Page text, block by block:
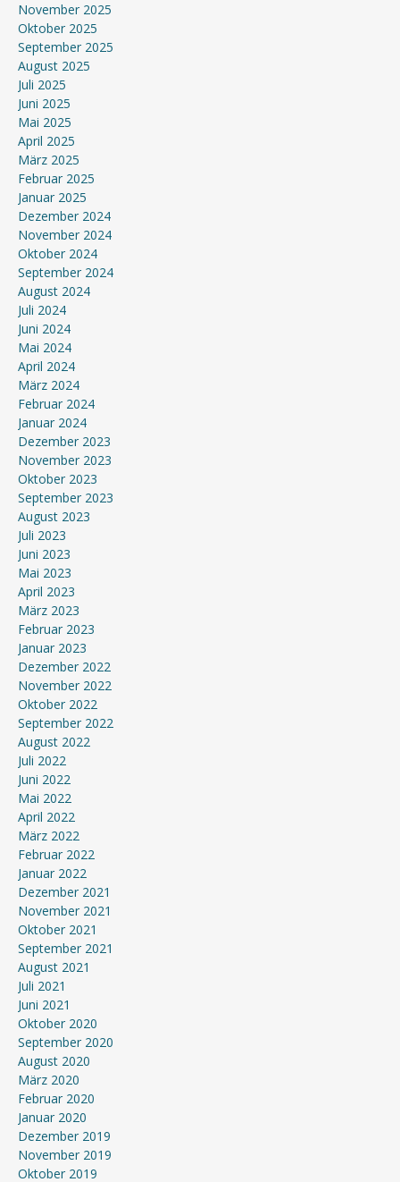
November 2025
Oktober 2025
September 2025
August 2025
Juli 2025
Juni 2025
Mai 2025
April 2025
März 2025
Februar 2025
Januar 2025
Dezember 2024
November 2024
Oktober 2024
September 2024
August 2024
Juli 2024
Juni 2024
Mai 2024
April 2024
März 2024
Februar 2024
Januar 2024
Dezember 2023
November 2023
Oktober 2023
September 2023
August 2023
Juli 2023
Juni 2023
Mai 2023
April 2023
März 2023
Februar 2023
Januar 2023
Dezember 2022
November 2022
Oktober 2022
September 2022
August 2022
Juli 2022
Juni 2022
Mai 2022
April 2022
März 2022
Februar 2022
Januar 2022
Dezember 2021
November 2021
Oktober 2021
September 2021
August 2021
Juli 2021
Juni 2021
Oktober 2020
September 2020
August 2020
März 2020
Februar 2020
Januar 2020
Dezember 2019
November 2019
Oktober 2019